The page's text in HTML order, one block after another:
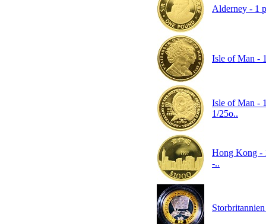
Alderney - 1
Isle of Man -
Isle of Man -
1/25o..
Hong Kong -
-..